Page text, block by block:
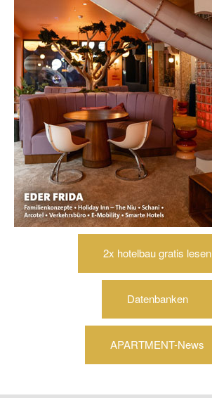
2x hotelbau gratis lesen
Datenbanken
APARTMENT-News